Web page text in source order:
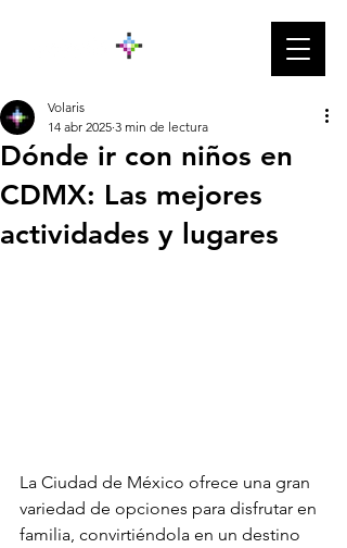
Dónde ir con niños en
CDMX: Las mejores
actividades y lugares
Volaris
14 abr 2025 3 min de lectura
La Ciudad de México ofrece una gran
variedad de opciones para disfrutar en
familia, convirtiéndola en un destino